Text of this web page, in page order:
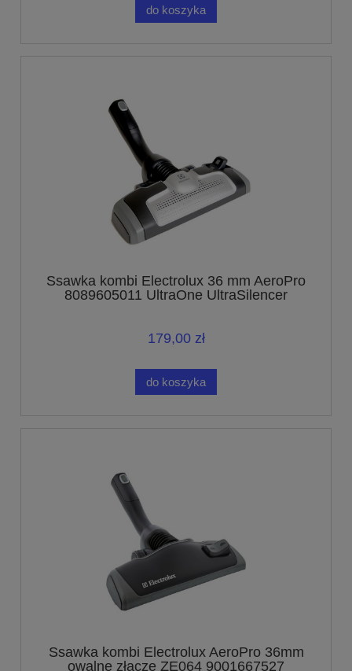
do koszyka
Ssawka kombi Electrolux 36 mm AeroPro
8089605011 UltraOne UltraSilencer
179,00 zł
do koszyka
Ssawka kombi Electrolux AeroPro 36mm
owalne złącze ZE064 9001667527